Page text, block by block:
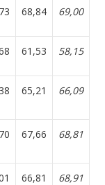
68,84 69,00
61,53 58,15
65,21 66,09
67,66 68,81
66,81 68,91